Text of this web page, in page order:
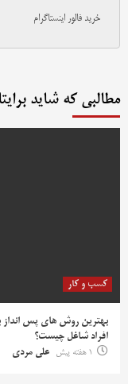
خرید فالور اینستاگرام
مطالبی که شاید
کسب و کار
بهترین روش‌ های پس‌ انداز
افراد شاغل چیست؟
1 هفته پیش
علی مردی